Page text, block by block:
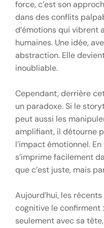
force, c’est son
dans des conflits
d’émotions qui vibrent
humaines. Une idée,
abstraction. Elle
inoubliable.
Cependant, derrière
un paradoxe. Si le
peut aussi les
amplifiant, il détourne
l’impact émotionnel.
s’imprime facilement
que c’est juste, mais
Aujourd’hui, les
cognitive le confirment
seulement avec sa